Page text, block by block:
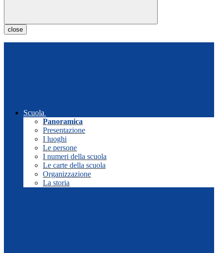
close
Scuola
Panoramica
Presentazione
I luoghi
Le persone
I numeri della scuola
Le carte della scuola
Organizzazione
La storia